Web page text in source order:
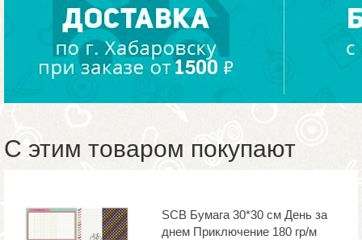
С этим товаром покупают
SCB Бумага 30*30 см День за
днем Приключение 180 гр/м